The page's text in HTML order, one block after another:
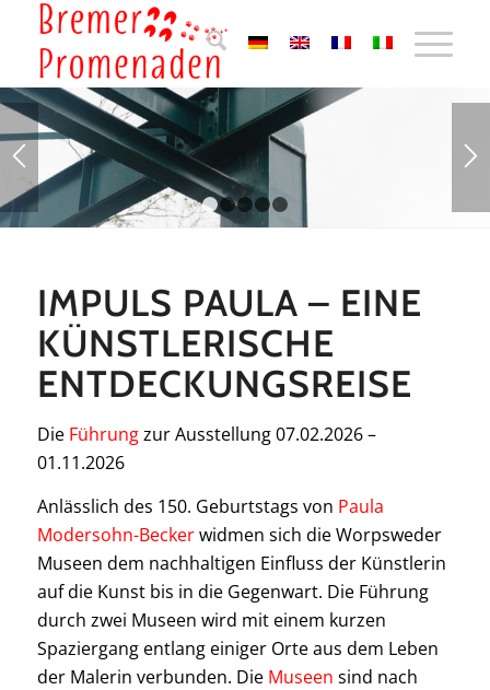
IMPULS PAULA – EINE
KÜNSTLERISCHE
ENTDECKUNGSREISE
Die Führungzur Ausstellung 07.02.2026 –
01.11.2026
Anlässlich des 150. Geburtstags von Paula
Modersohn-Beckerwidmen sich die Worpsweder
Museen dem nachhaltigen Einfluss der Künstlerin
auf die Kunst bis in die Gegenwart. Die Führung
durch zwei Museen wird mit einem kurzen
Spaziergang entlang einiger Orte aus dem Leben
der Malerin verbunden. Die Museen sind nach